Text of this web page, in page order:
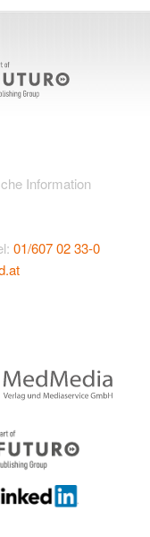
Information
01/607 02 33-0